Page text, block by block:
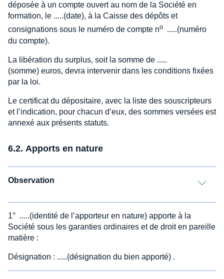
déposée à un compte ouvert au nom de la Société en
formation, le .....(date), à la Caisse des dépôts et
consignations sous le numéro de compte no .....(numéro
du compte).
La libération du surplus, soit la somme de .....
(somme) euros, devra intervenir dans les conditions fixées
par la loi.
Le certificat du dépositaire, avec la liste des souscripteurs
et l’indication, pour chacun d’eux, des sommes versées est
annexé aux présents statuts.
6.2. Apports en nature
Observation
1° .....(identité de l’apporteur en nature) apporte à la
Société sous les garanties ordinaires et de droit en pareille
matière :
Désignation : .....(désignation du bien apporté) .